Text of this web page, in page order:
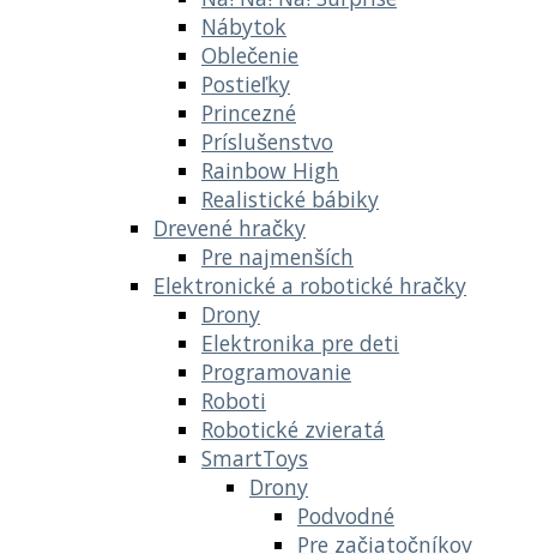
Nábytok
Oblečenie
Postieľky
Princezné
Príslušenstvo
Rainbow High
Realistické bábiky
Drevené hračky
Pre najmenších
Elektronické a robotické hračky
Drony
Elektronika pre deti
Programovanie
Roboti
Robotické zvieratá
SmartToys
Drony
Podvodné
Pre začiatočníkov